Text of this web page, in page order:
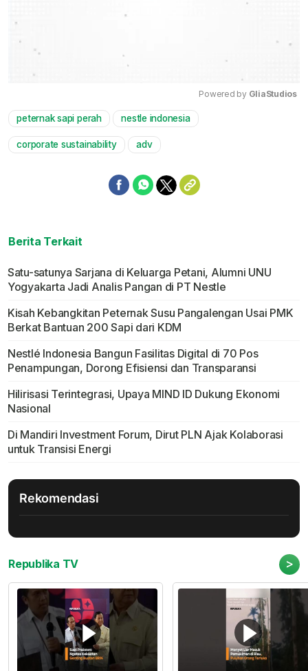
Powered by GliaStudios
peternak sapi perah nestle indonesia
corporate sustainability adv
Berita Terkait
Satu-satunya Sarjana di Keluarga Petani, Alumni UNU
Yogyakarta Jadi Analis Pangan di PT Nestle
Kisah Kebangkitan Peternak Susu Pangalengan Usai PMK
Berkat Bantuan 200 Sapi dari KDM
Nestlé Indonesia Bangun Fasilitas Digital di 70 Pos
Penampungan, Dorong Efisiensi dan Transparansi
Hilirisasi Terintegrasi, Upaya MIND ID Dukung Ekonomi
Nasional
Di Mandiri Investment Forum, Dirut PLN Ajak Kolaborasi
untuk Transisi Energi
Rekomendasi
Republika TV >